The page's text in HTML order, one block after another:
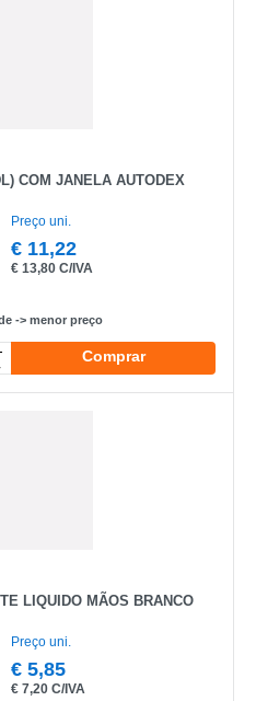
COM JANELA AUTODEX
Preço uni.
€ 11,22
€ 13,80 C/IVA
-> menor preço
Comprar
LIQUIDO MÃOS BRANCO
Preço uni.
€ 5,85
€ 7,20 C/IVA